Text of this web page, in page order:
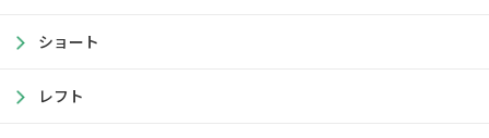
ショート
レフト